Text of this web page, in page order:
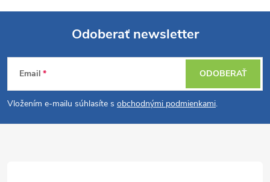
c
e
p
r
a
i
e
Z
á
p
Odoberať newsletter
Email
Vložením e-mailu súhlasíte s obchodnými podmienkami.
ODOBERAŤ